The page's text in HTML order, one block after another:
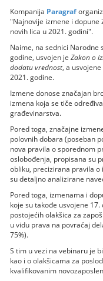
Kompanija Paragraf
"Najnovije izmene i dopune
novih lica u 2021. godini".
Naime, na sednici Narodne
godine, usvojen jeZakon o
dodatu vrednost, a
2021. godine.
Izmene donose značajan
izmena koja se tiče
građevinarstva.
Pored toga, značajne
polovnih dobara (poseban
nova pravila o sporednom
oslobođenja, propisana su
obliku, precizirana pravila o
su detaljno analizirane
Pored toga, izmenama i
koje su takođe usvojene
postojećih olakšica za
u vidu prava na povraćaj
75%).
S tim u vezi na vebinaru je
kao i o olakšicama za
kvalifikovanim